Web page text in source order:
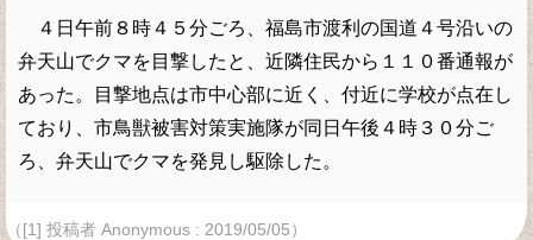
４日午前８時４５分ごろ、福島市渡利の国道４号沿いの
弁天山でクマを目撃したと、近隣住民から１１０番通報が
あった。目撃地点は市中心部に近く、付近に学校が点在し
ており、市鳥獣被害対策実施隊が同日午後４時３０分ご
ろ、弁天山でクマを発見し駆除した。
（[1] 投稿者 Anonymous : 2019/05/05）